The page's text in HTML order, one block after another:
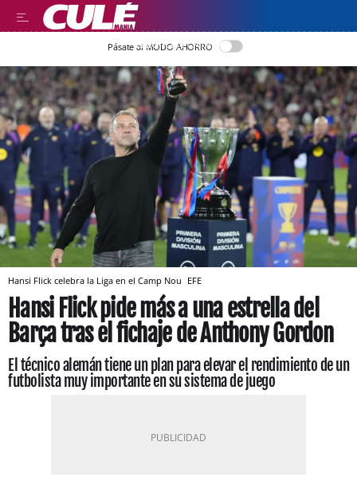
LLEGIR EN CATALÀ
Pásate al MODO AHORRO
Hansi Flick celebra la Liga en el Camp Nou EFE
Hansi Flick pide más a una estrella del
Barça tras el fichaje de Anthony Gordon
El técnico alemán tiene un plan para elevar el rendimiento de un
futbolista muy importante en su sistema de juego